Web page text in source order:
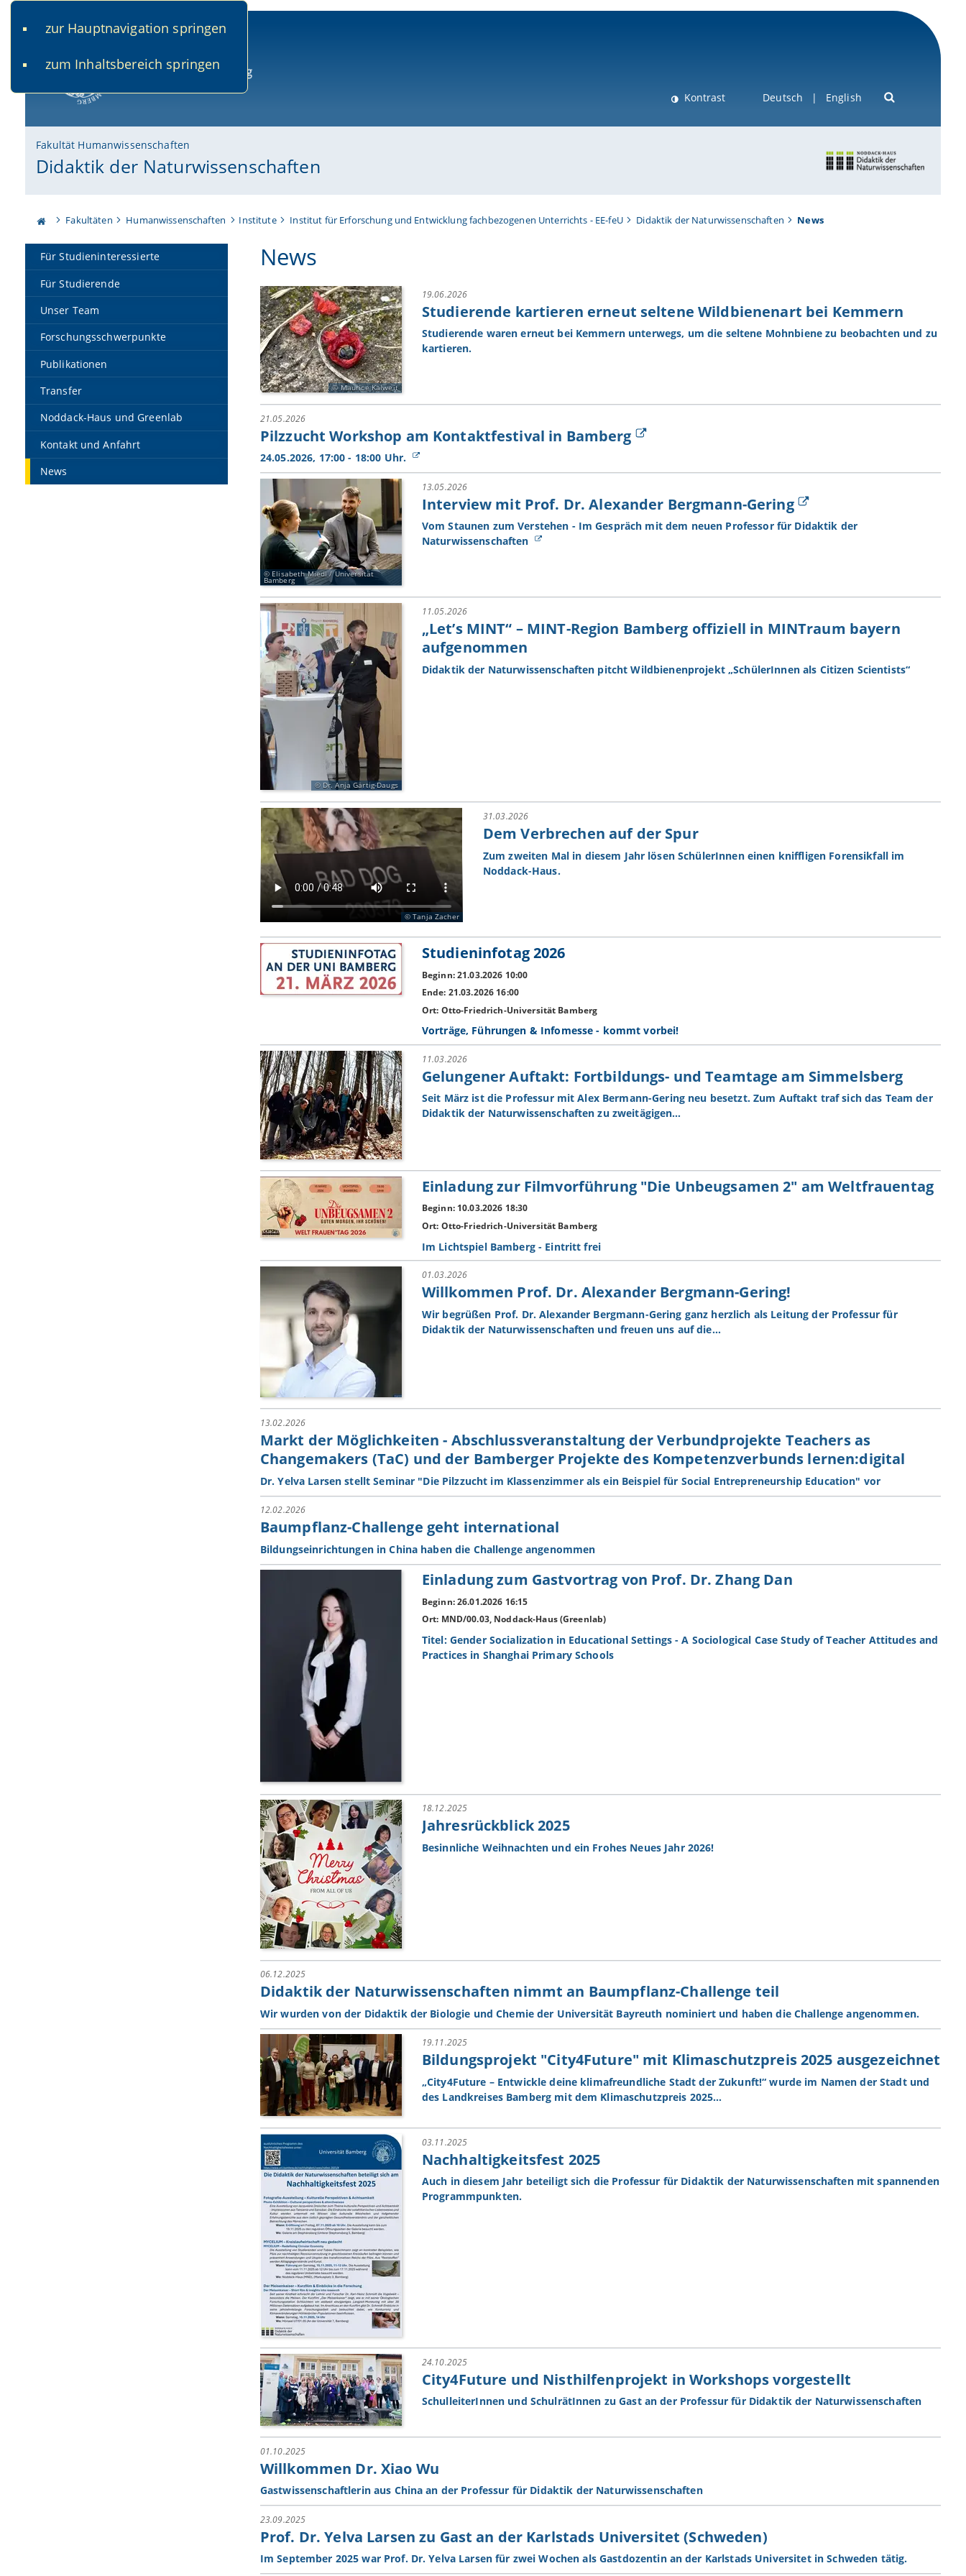
zur Hauptnavigation springen
zum Inhaltsbereich springen
Kontrast Deutsch English
Fakultät Humanwissenschaften
Didaktik der Naturwissenschaften
Fakultäten Humanwissenschaften Institute Institut für Erforschung und Entwicklung fachbezogenen Unterrichts - EE-feU Didaktik der Naturwissenschaften News
Für Studieninteressierte
Für Studierende
Unser Team
Forschungsschwerpunkte
Publikationen
Transfer
Noddack-Haus und Greenlab
Kontakt und Anfahrt
News
News
Maurice Kalweit
19.06.2026
Studierende kartieren erneut seltene Wildbienenart bei Kemmern
Studierende waren erneut bei Kemmern unterwegs, um die seltene Mohnbiene zu beobachten und zu
kartieren.
21.05.2026
Pilzzucht Workshop am Kontaktfestival in Bamberg
24.05.2026, 17:00 - 18:00 Uhr.
Elisabeth Miedl / Universität
Bamberg
13.05.2026
Interview mit Prof. Dr. Alexander Bergmann-Gering
Vom Staunen zum Verstehen - Im Gespräch mit dem neuen Professor für Didaktik der
Naturwissenschaften
Dr. Anja Gärtig-Daugs
11.05.2026
„Let’s MINT“ – MINT-Region Bamberg offiziell in MINTraum bayern
aufgenommen
Didaktik der Naturwissenschaften pitcht Wildbienenprojekt „SchülerInnen als Citizen Scientists“
Tanja Zacher
31.03.2026
Dem Verbrechen auf der Spur
Zum zweiten Mal in diesem Jahr lösen SchülerInnen einen kniffligen Forensikfall im
Noddack-Haus.
Studieninfotag 2026
Beginn: 21.03.2026 10:00
Ende: 21.03.2026 16:00
Ort: Otto-Friedrich-Universität Bamberg
Vorträge, Führungen & Infomesse - kommt vorbei!
11.03.2026
Gelungener Auftakt: Fortbildungs- und Teamtage am Simmelsberg
Seit März ist die Professur mit Alex Bermann-Gering neu besetzt. Zum Auftakt traf sich das Team der
Didaktik der Naturwissenschaften zu zweitägigen…
Einladung zur Filmvorführung "Die Unbeugsamen 2" am Weltfrauentag
Beginn: 10.03.2026 18:30
Ort: Otto-Friedrich-Universität Bamberg
Im Lichtspiel Bamberg - Eintritt frei
01.03.2026
Willkommen Prof. Dr. Alexander Bergmann-Gering!
Wir begrüßen Prof. Dr. Alexander Bergmann-Gering ganz herzlich als Leitung der Professur für
Didaktik der Naturwissenschaften und freuen uns auf die…
13.02.2026
Markt der Möglichkeiten - Abschlussveranstaltung der Verbundprojekte Teachers as
Changemakers (TaC) und der Bamberger Projekte des Kompetenzverbunds lernen:digital
Dr. Yelva Larsen stellt Seminar "Die Pilzzucht im Klassenzimmer als ein Beispiel für Social Entrepreneurship Education" vor
12.02.2026
Baumpflanz-Challenge geht international
Bildungseinrichtungen in China haben die Challenge angenommen
Einladung zum Gastvortrag von Prof. Dr. Zhang Dan
Beginn: 26.01.2026 16:15
Ort: MND/00.03, Noddack-Haus (Greenlab)
Titel: Gender Socialization in Educational Settings - A Sociological Case Study of Teacher Attitudes and
Practices in Shanghai Primary Schools
18.12.2025
Jahresrückblick 2025
Besinnliche Weihnachten und ein Frohes Neues Jahr 2026!
06.12.2025
Didaktik der Naturwissenschaften nimmt an Baumpflanz-Challenge teil
Wir wurden von der Didaktik der Biologie und Chemie der Universität Bayreuth nominiert und haben die Challenge angenommen.
19.11.2025
Bildungsprojekt "City4Future" mit Klimaschutzpreis 2025 ausgezeichnet
„City4Future – Entwickle deine klimafreundliche Stadt der Zukunft!“ wurde im Namen der Stadt und
des Landkreises Bamberg mit dem Klimaschutzpreis 2025…
03.11.2025
Nachhaltigkeitsfest 2025
Auch in diesem Jahr beteiligt sich die Professur für Didaktik der Naturwissenschaften mit spannenden
Programmpunkten.
24.10.2025
City4Future und Nisthilfenprojekt in Workshops vorgestellt
SchulleiterInnen und SchulrätInnen zu Gast an der Professur für Didaktik der Naturwissenschaften
01.10.2025
Willkommen Dr. Xiao Wu
Gastwissenschaftlerin aus China an der Professur für Didaktik der Naturwissenschaften
23.09.2025
Prof. Dr. Yelva Larsen zu Gast an der Karlstads Universitet (Schweden)
Im September 2025 war Prof. Dr. Yelva Larsen für zwei Wochen als Gastdozentin an der Karlstads Universitet in Schweden tätig.